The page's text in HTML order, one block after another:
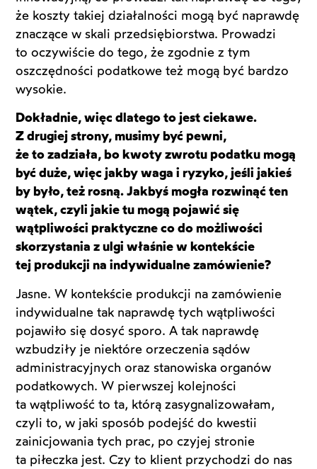
że koszty takiej działalności mogą być naprawdę
znaczące w skali przedsiębiorstwa. Prowadzi
to oczywiście do tego, że zgodnie z tym
oszczędności podatkowe też mogą być bardzo
wysokie.
Dokładnie, więc dlatego to jest ciekawe.
Z drugiej strony, musimy być pewni,
że to zadziała, bo kwoty zwrotu podatku mogą
być duże, więc jakby waga i ryzyko, jeśli jakieś
by było, też rosną. Jakbyś mogła rozwinąć ten
wątek, czyli jakie tu mogą pojawić się
wątpliwości praktyczne co do możliwości
skorzystania z ulgi właśnie w kontekście
tej produkcji na indywidualne zamówienie?
Jasne. W kontekście produkcji na zamówienie
indywidualne tak naprawdę tych wątpliwości
pojawiło się dosyć sporo. A tak naprawdę
wzbudziły je niektóre orzeczenia sądów
administracyjnych oraz stanowiska organów
podatkowych. W pierwszej kolejności
ta wątpliwość to ta, którą zasygnalizowałam,
czyli to, w jaki sposób podejść do kwestii
zainicjowania tych prac, po czyjej stronie
ta piłeczka jest. Czy to klient przychodzi do nas